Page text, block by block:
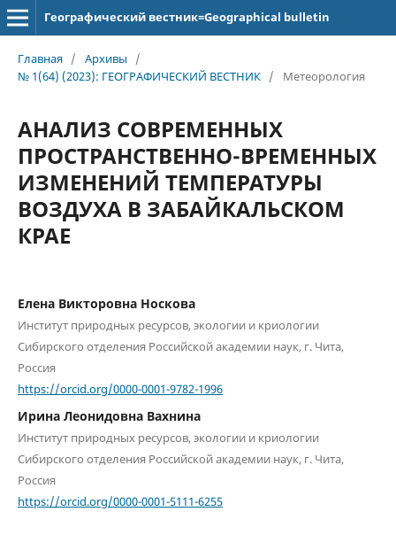
Географический вестник=Geographical bulletin
Главная / Архивы
/
№ 1(64) (2023): ГЕОГРАФИЧЕСКИЙ ВЕСТНИК / Метеорология
АНАЛИЗ СОВРЕМЕННЫХ
ПРОСТРАНСТВЕННО-ВРЕМЕННЫХ
ИЗМЕНЕНИЙ ТЕМПЕРАТУРЫ
ВОЗДУХА В ЗАБАЙКАЛЬСКОМ
КРАЕ
Елена Викторовна Носкова
Институт природных ресурсов, экологии и криологии
Сибирского отделения Российской академии наук, г. Чита,
Россия
https://orcid.org/0000-0001-9782-1996
Ирина Леонидовна Вахнина
Институт природных ресурсов, экологии и криологии
Сибирского отделения Российской академии наук, г. Чита,
Россия
https://orcid.org/0000-0001-5111-6255